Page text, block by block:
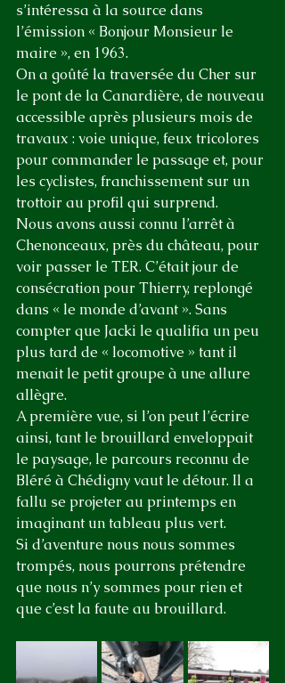
s’intéressa à la source dans
l’émission « Bonjour Monsieur le
maire », en 1963.
On a goûté la traversée du Cher sur
le pont de la Canardière, de nouveau
accessible après plusieurs mois de
travaux : voie unique, feux tricolores
pour commander le passage et, pour
les cyclistes, franchissement sur un
trottoir au profil qui surprend.
Nous avons aussi connu l’arrêt à
Chenonceaux, près du château, pour
voir passer le TER. C’était jour de
consécration pour Thierry, replongé
dans « le monde d’avant ». Sans
compter que Jacki le qualifia un peu
plus tard de « locomotive » tant il
menait le petit groupe à une allure
allègre.
A première vue, si l’on peut l’écrire
ainsi, tant le brouillard enveloppait
le paysage, le parcours reconnu de
Bléré à Chédigny vaut le détour. Il a
fallu se projeter au printemps en
imaginant un tableau plus vert.
Si d’aventure nous nous sommes
trompés, nous pourrons prétendre
que nous n’y sommes pour rien et
que c’est la faute au brouillard.